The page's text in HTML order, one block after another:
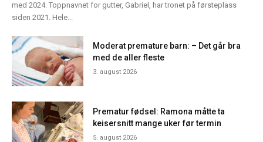
med 2024. Toppnavnet for gutter, Gabriel, har tronet på førsteplass
siden 2021. Hele...
Moderat premature barn: – Det går bra
med de aller fleste
3. august 2026
Prematur fødsel: Ramona måtte ta
keisersnitt mange uker før termin
5. august 2026